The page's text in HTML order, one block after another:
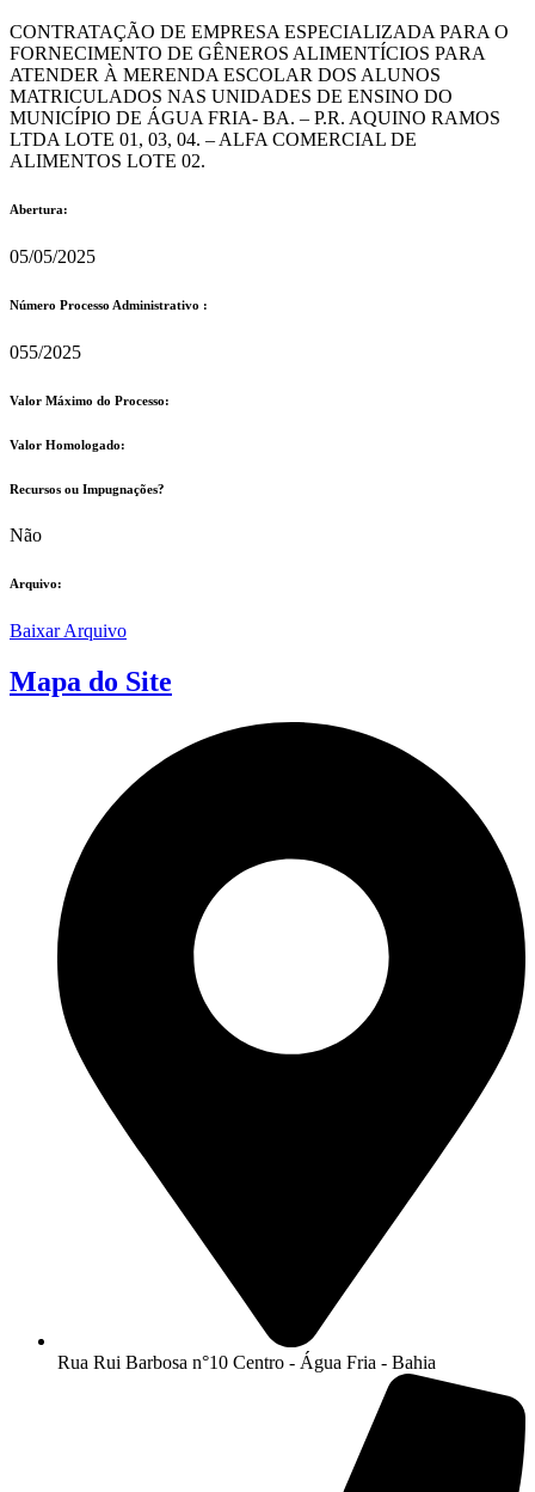
CONTRATAÇÃO DE EMPRESA ESPECIALIZADA PARA O
FORNECIMENTO DE GÊNEROS ALIMENTÍCIOS PARA
ATENDER À MERENDA ESCOLAR DOS ALUNOS
MATRICULADOS NAS UNIDADES DE ENSINO DO
MUNICÍPIO DE ÁGUA FRIA- BA. – P.R. AQUINO RAMOS
LTDA LOTE 01, 03, 04. – ALFA COMERCIAL DE
ALIMENTOS LOTE 02.
Abertura:
05/05/2025
Número Processo Administrativo :
055/2025
Valor Máximo do Processo: ​
Valor Homologado: ​
Recursos ou Impugnações? ​
Não
Arquivo:
Baixar Arquivo
Mapa do Site
Rua Rui Barbosa n°10 Centro - Água Fria - Bahia